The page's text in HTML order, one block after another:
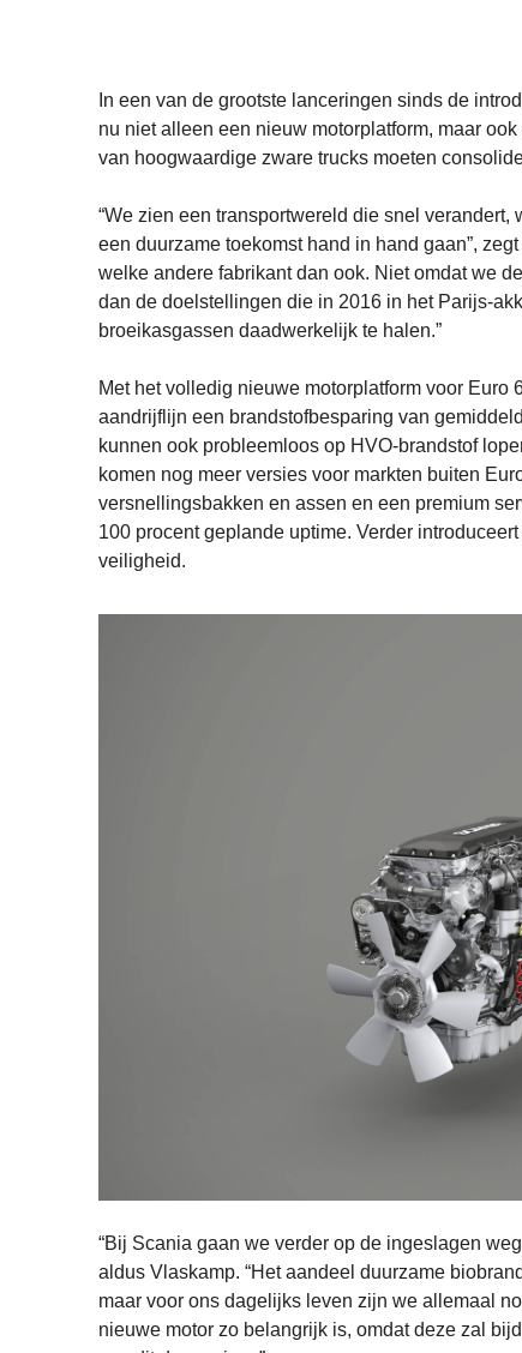
In een van de grootste lanceringen sinds de
nu niet alleen een nieuw motorplatform, maar
van hoogwaardige zware trucks moeten
“We zien een transportwereld die snel
een duurzame toekomst hand in hand gaan”,
welke andere fabrikant dan ook. Niet omdat we
dan de doelstellingen die in 2016 in het Parijs-
broeikasgassen daadwerkelijk te halen.”
Met het volledig nieuwe motorplatform voor
aandrijflijn een brandstofbesparing van
kunnen ook probleemloos op HVO-brandstof
komen nog meer versies voor markten buiten
versnellingsbakken en assen en een premium
100 procent geplande uptime. Verder
veiligheid.
“Bij Scania gaan we verder op de ingeslagen
aldus Vlaskamp. “Het aandeel duurzame
maar voor ons dagelijks leven zijn we allemaal
nieuwe motor zo belangrijk is, omdat deze zal